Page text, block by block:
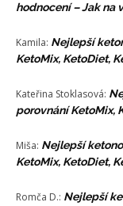
hodnocení – Jak na
Kamila: Nejlepší
KetoMix, KetoDiet,
Kateřina Stoklasová:
porovnání KetoMix,
Miša: Nejlepší
KetoMix, KetoDiet,
Romča D.: Nejlepší